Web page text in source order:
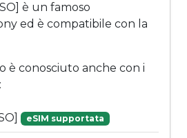
è un famoso
ed è compatibile con la
è conosciuto anche con i
eSIM supportata